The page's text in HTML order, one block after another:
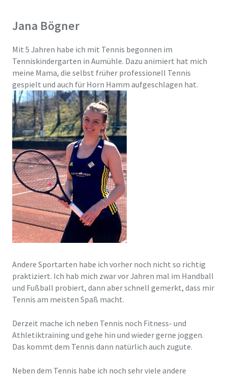
Jana Bögner
Mit 5 Jahren habe ich mit Tennis begonnen im
Tenniskindergarten in Aumühle. Dazu animiert hat mich
meine Mama, die selbst früher professionell Tennis
gespielt und auch für Horn Hamm aufgeschlagen hat.
Andere Sportarten habe ich vorher noch nicht so richtig
praktiziert. Ich hab mich zwar vor Jahren mal im Handball
und Fußball probiert, dann aber schnell gemerkt, dass mir
Tennis am meisten Spaß macht.
Derzeit mache ich neben Tennis noch Fitness- und
Athletiktraining und gehe hin und wieder gerne joggen.
Das kommt dem Tennis dann natürlich auch zugute.
Neben dem Tennis habe ich noch sehr viele andere